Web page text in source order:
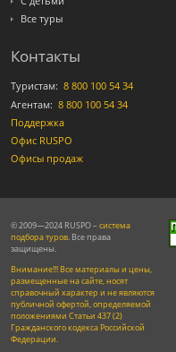
Все туры
Контакты
Туристам: 8 800 100 54 34
Агентам: 8 800 100 54 34
Поддержка
Офис RUSPO
Офисы продаж
© 2009—2024 RUSPO – система
подбора туров. Все права
защищены.
Внимание!!! Все материалы и цены,
размещенные на сайте, носят
справочный характер и не являются
публичной офертой, определяемой
положениями Статьи 437 (2)
Гражданского кодекса Российской
Федерации.